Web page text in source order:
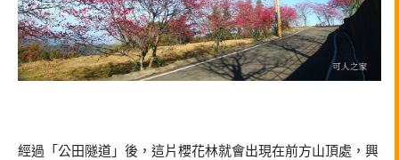
經過「公田隧道」後，這片櫻花林就會出現在前方山頂處，興